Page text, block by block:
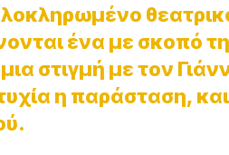
ένα με
στιγμή με τον
η παράσταση,